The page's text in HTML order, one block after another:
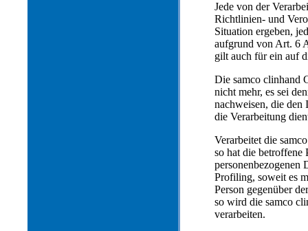
Jede von der
Richtlinien- und
Situation ergeben,
aufgrund von Art. 6
gilt auch für ein auf
Die samco clinhand
nicht mehr, es sei
nachweisen, die den
die Verarbeitung
Verarbeitet die
so hat die betroffene
personenbezogenen
Profiling, soweit es
Person gegenüber
so wird die samco
verarbeiten.